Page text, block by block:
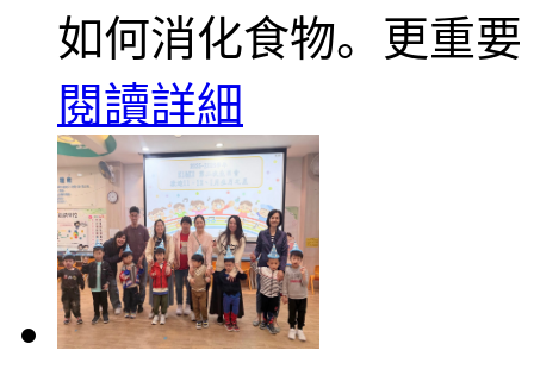
如何消化食物。更重要
閱讀詳細